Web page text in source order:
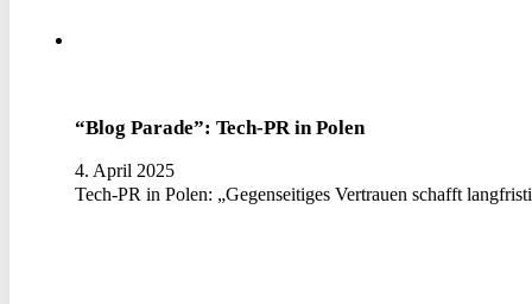
“Blog Parade”: Tech-PR in Polen
4. April 2025
Tech-PR in Polen: „Gegenseitiges Vertrauen schafft